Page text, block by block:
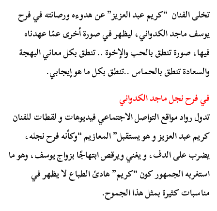
تخلى الفنان “كريم عبد العزيز” عن هدوءه ورصانته في فرح
يوسف ماجد الكدواني، ليظهر في صورة أخرى عمّا عهدناه
فيها، صورة تنطق بالحب والإخوة .. تنطق بكل معاني البهجة
والسعادة تنطق بالحماس ..تنطق بكل ما هو إيجابي.
في فرح نجل ماجد الكدواني
تدول رواد مواقع التواصل الاجتماعي فيديوهات و لقطات للفنان
كريم عبد العزيز و هو يستقبل” المعازيم “وكأنه فرح نجله،
يضرب على الدف، و يغني ويرقص ابتهاجًا بزواج يوسف، وهو ما
استغربه الجمهور كون “كريم” هادئ الطباع لا يظهر في
مناسبات كثيرة بمثل هذا الجموح.